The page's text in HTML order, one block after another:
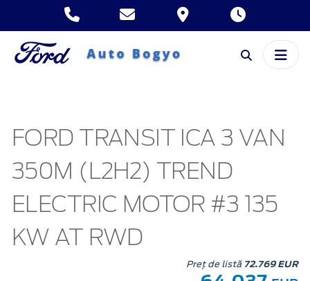
FORD TRANSIT ICA 3 VAN
350M (L2H2) TREND
ELECTRIC MOTOR #3 135
KW AT RWD
Preț de listă 72.769 EUR